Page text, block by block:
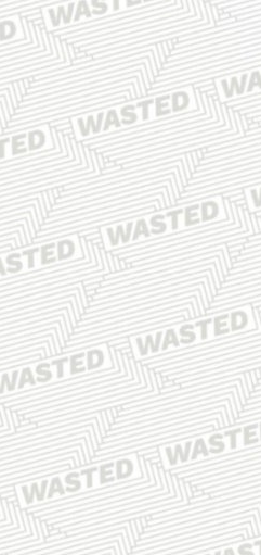
Lesen
Alle Artikel
Review
Kommentar
Analyse
Interview
Kolumne
Listicle
Newsletter